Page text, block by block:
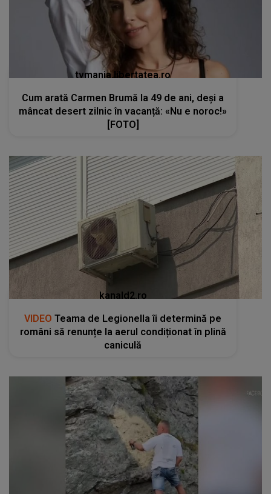
tvmania.libertatea.ro
Cum arată Carmen Brumă la 49 de ani, deși a
mâncat desert zilnic în vacanță: «Nu e noroc!»
[FOTO]
kanald2.ro
VIDEO Teama de Legionella îi determină pe
români să renunțe la aerul condiționat în plină
caniculă